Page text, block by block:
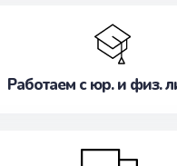
Работаем с юр. и физ.